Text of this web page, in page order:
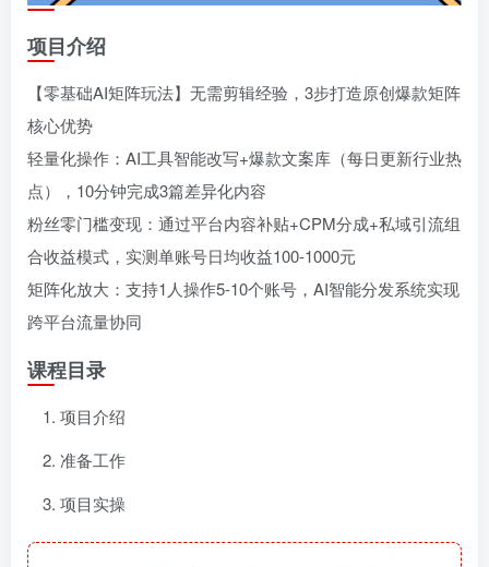
项目介绍
【零基础AI矩阵玩法】无需剪辑经验，3步打造原创爆款矩阵
核心优势
轻量化操作：AI工具智能改写+爆款文案库（每日更新行业热
点），10分钟完成3篇差异化内容
粉丝零门槛变现：通过平台内容补贴+CPM分成+私域引流组
合收益模式，实测单账号日均收益100-1000元
矩阵化放大：支持1人操作5-10个账号，AI智能分发系统实现
跨平台流量协同
课程目录
项目介绍
准备工作
项目实操